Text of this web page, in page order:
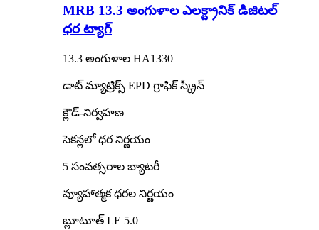
MRB 13.3 అంగుళాల ఎలక్ట్రానిక్ డిజిటల్
ధర ట్యాగ్
13.3 అంగుళాల HA1330
డాట్ మ్యాట్రిక్స్ EPD గ్రాఫిక్ స్క్రీన్
క్లౌడ్-నిర్వహణ
సెకన్లలో ధర నిర్ణయం
5 సంవత్సరాల బ్యాటరీ
వ్యూహాత్మక ధరల నిర్ణయం
బ్లూటూత్ LE 5.0